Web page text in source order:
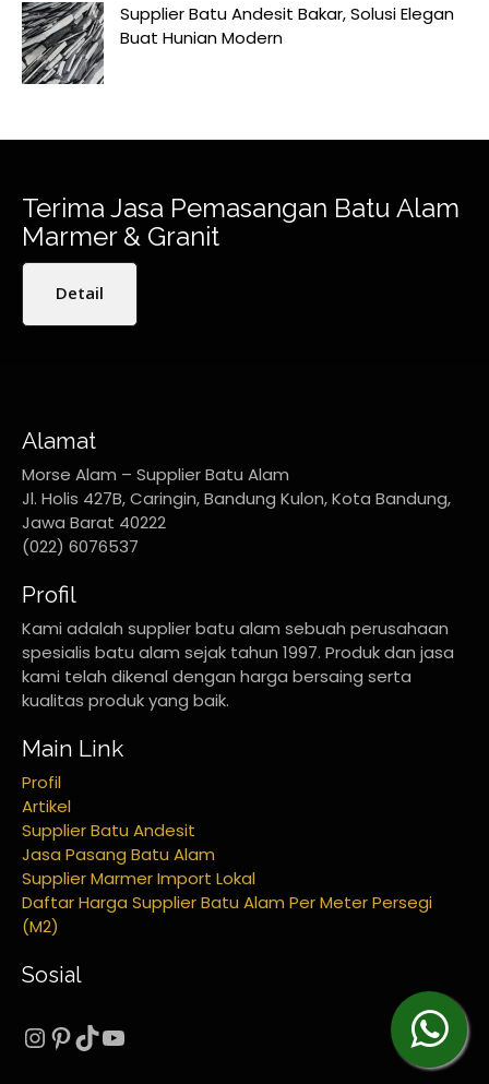
Supplier Batu Andesit Bakar, Solusi Elegan
Buat Hunian Modern
Terima Jasa Pemasangan Batu Alam
Marmer & Granit
Detail
Alamat
Morse Alam – Supplier Batu Alam
Jl. Holis 427B, Caringin, Bandung Kulon, Kota Bandung,
Jawa Barat 40222
(022) 6076537
Profil
Kami adalah supplier batu alam sebuah perusahaan
spesialis batu alam sejak tahun 1997. Produk dan jasa
kami telah dikenal dengan harga bersaing serta
kualitas produk yang baik.
Main Link
Profil
Artikel
Supplier Batu Andesit
Jasa Pasang Batu Alam
Supplier Marmer Import Lokal
Daftar Harga Supplier Batu Alam Per Meter Persegi
(M2)
Sosial
Instagram
Pinterest
TikTok
YouTube